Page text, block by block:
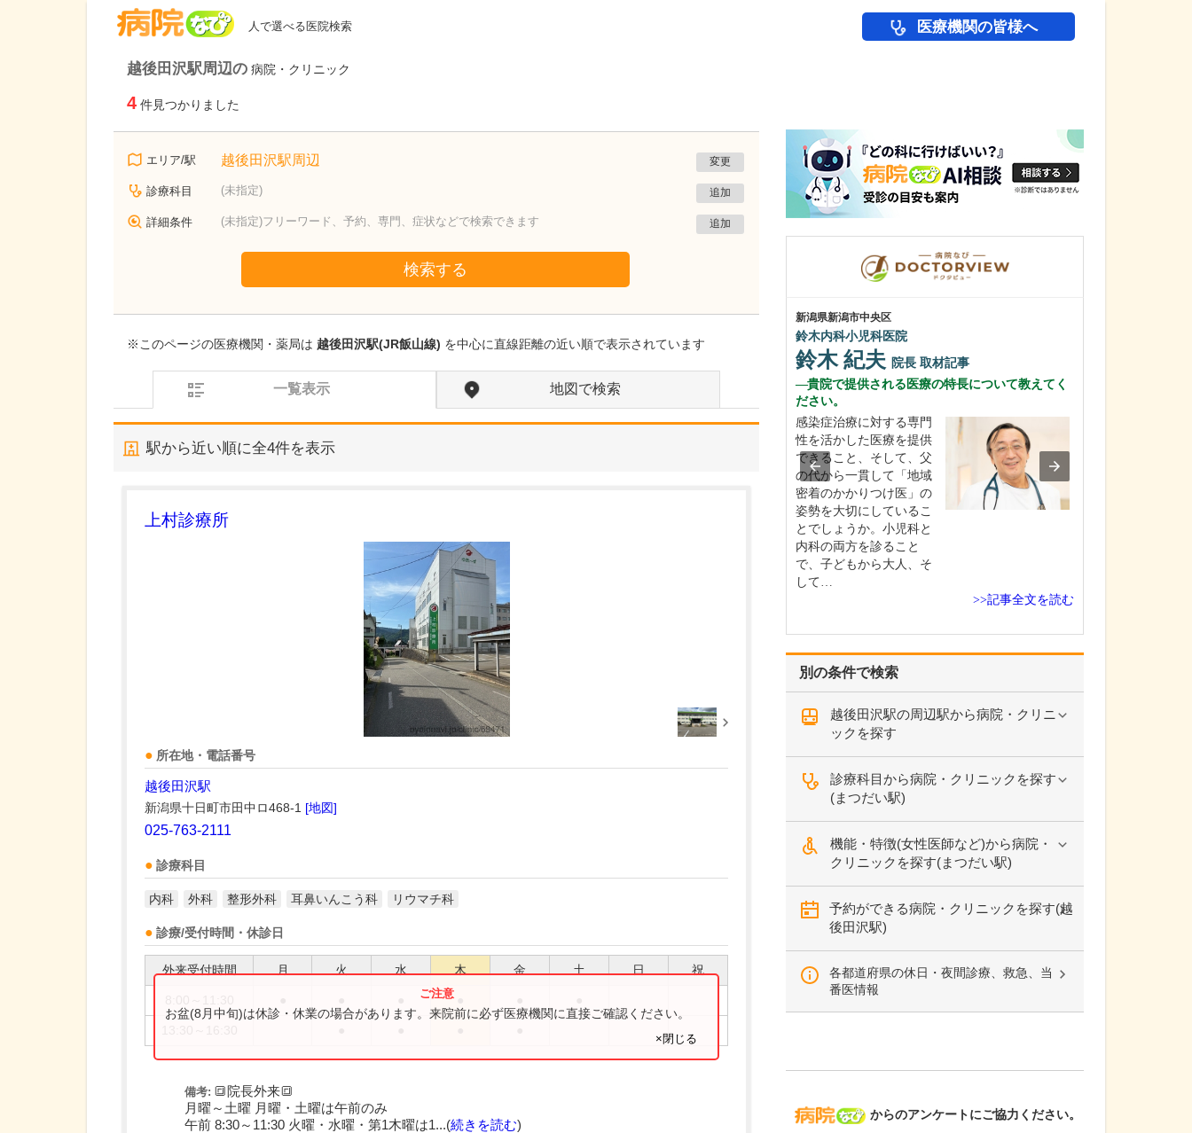
人で選べる医院検索 医療機関の皆様へ
越後田沢駅周辺の 病院・クリニック
4 件見つかりました
エリア/駅 越後田沢駅周辺 変更
診療科目 (未指定) 追加
詳細条件 (未指定)フリーワード、予約、専門、症状などで検索できます 追加
検索する
※このページの医療機関・薬局は 越後田沢駅(JR飯山線) を中心に直線距離の近い順で表示されています
一覧表示 地図で検索
駅から近い順に全4件を表示
上村診療所
所在地・電話番号
越後田沢駅
新潟県十日町市田中ロ468-1 [地図]
025-763-2111
診療科目
内科 外科 整形外科 耳鼻いんこう科 リウマチ科
診療/受付時間・休診日
外来受付時間 月 火 水 木 金 土 日 祝
お盆(8月中旬)は休診・休業の場合があります。来院前に必ず医療機関に直接ご確認ください。
×閉じる
備考: 🔳院長外来🔳
月曜～土曜 月曜・土曜は午前のみ
午前 8:30～11:30 火曜・水曜・第1木曜は1...(続きを読む)
別の条件で検索
越後田沢駅の周辺駅から病院・クリニ
ックを探す
診療科目から病院・クリニックを探す
(まつだい駅)
機能・特徴(女性医師など)から病院・
クリニックを探す(まつだい駅)
予約ができる病院・クリニックを探す(越
後田沢駅)
各都道府県の休日・夜間診療、救急、当
番医情報
病院なび
からのアンケートにご協力ください。
新潟県新潟市西区
五十川内科医院
日々の診療で心がけていることはありますか?
一人ひとりの患者さんに
真摯に向き合い、ていね
新潟県新潟市中央区
鈴木内科小児科医院
鈴木 紀夫 院長 取材記事
貴院で提供される医療の特長について教えてく
ださい。
感染症治療に対する専門
性を活かした医療を提供
できること、そして、父
の代から一貫して「地域
密着のかかりつけ医」の
姿勢を大切にしているこ
とでしょうか。小児科と
内科の両方を診ること
で、子どもから大人、そ
して…
>>記事全文を読む